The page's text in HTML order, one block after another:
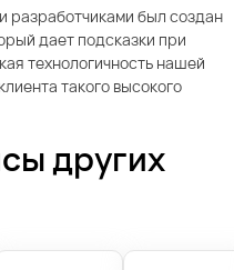
был создан
дает подсказки при
технологичность нашей
такого высокого
других